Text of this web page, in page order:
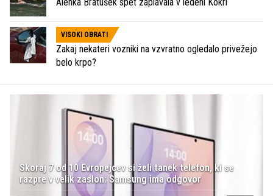
Alenka Bratušek spet zaplavala v ledeni Kokri
VISOKI OBRATI
Zakaj nekateri vozniki na vzvratno ogledalo privežejo
belo krpo?
Skoraj 7 od 10 Evropejcev si želi tanek telefon, ki se
razpre v velik zaslon: Samsung ima odgovor